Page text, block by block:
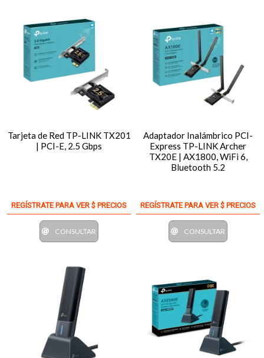
Tarjeta de Red TP-LINK TX201
| PCI-E, 2.5 Gbps
REGÍSTRATE PARA VER $ PRECIOS
CONSULTAR
Adaptador Inalámbrico PCI-
Express TP-LINK Archer
TX20E | AX1800, WiFi 6,
Bluetooth 5.2
REGÍSTRATE PARA VER $ PRECIOS
CONSULTAR